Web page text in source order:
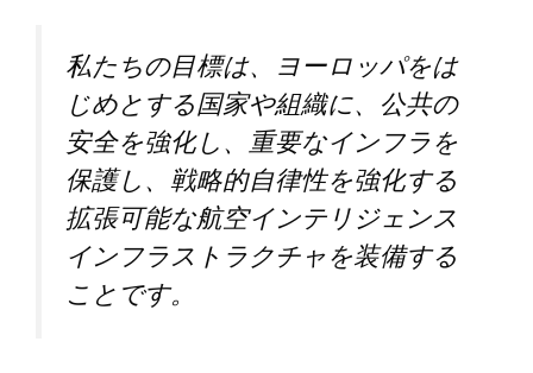
私たちの目標は、ヨーロッパをは
じめとする国家や組織に、公共の
安全を強化し、重要なインフラを
保護し、戦略的自律性を強化する
拡張可能な航空インテリジェンス
インフラストラクチャを装備する
ことです。